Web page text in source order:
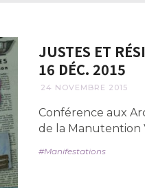
JUSTES ET
16 DÉC. 2015
24 NOVEMBRE 2015
Conférence aux
de la Manutention
Manifestations